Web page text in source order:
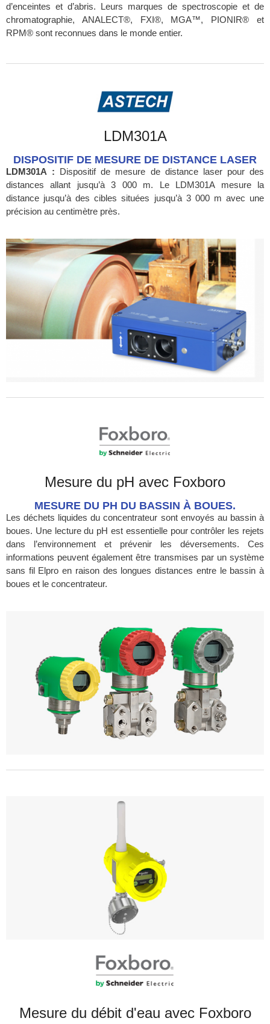
d’enceintes et d’abris. Leurs marques de spectroscopie et de
chromatographie, ANALECT®, FXI®, MGA™, PIONIR® et
RPM® sont reconnues dans le monde entier.
LDM301A
DISPOSITIF DE MESURE DE DISTANCE LASER
LDM301A : Dispositif de mesure de distance laser pour des
distances allant jusqu’à 3 000 m. Le LDM301A mesure la
distance jusqu’à des cibles situées jusqu’à 3 000 m avec une
précision au centimètre près.
Mesure du pH avec Foxboro
MESURE DU PH DU BASSIN À BOUES.
Les déchets liquides du concentrateur sont envoyés au bassin à
boues. Une lecture du pH est essentielle pour contrôler les rejets
dans l’environnement et prévenir les déversements. Ces
informations peuvent également être transmises par un système
sans fil Elpro en raison des longues distances entre le bassin à
boues et le concentrateur.
Mesure du débit d'eau avec Foxboro